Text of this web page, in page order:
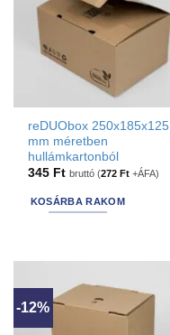
reDUObox 250x185x125
mm méretben
hullámkartonból
345 Ft bruttó (272 Ft +ÁFA)
KOSÁRBA RAKOM
-12%